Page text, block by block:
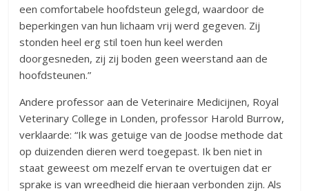
een comfortabele hoofdsteun gelegd, waardoor de
beperkingen van hun lichaam vrij werd gegeven. Zij
stonden heel erg stil toen hun keel werden
doorgesneden, zij zij boden geen weerstand aan de
hoofdsteunen.”
Andere professor aan de Veterinaire Medicijnen, Royal
Veterinary College in Londen, professor Harold Burrow,
verklaarde: “Ik was getuige van de Joodse methode dat
op duizenden dieren werd toegepast. Ik ben niet in
staat geweest om mezelf ervan te overtuigen dat er
sprake is van wreedheid die hieraan verbonden zijn. Als